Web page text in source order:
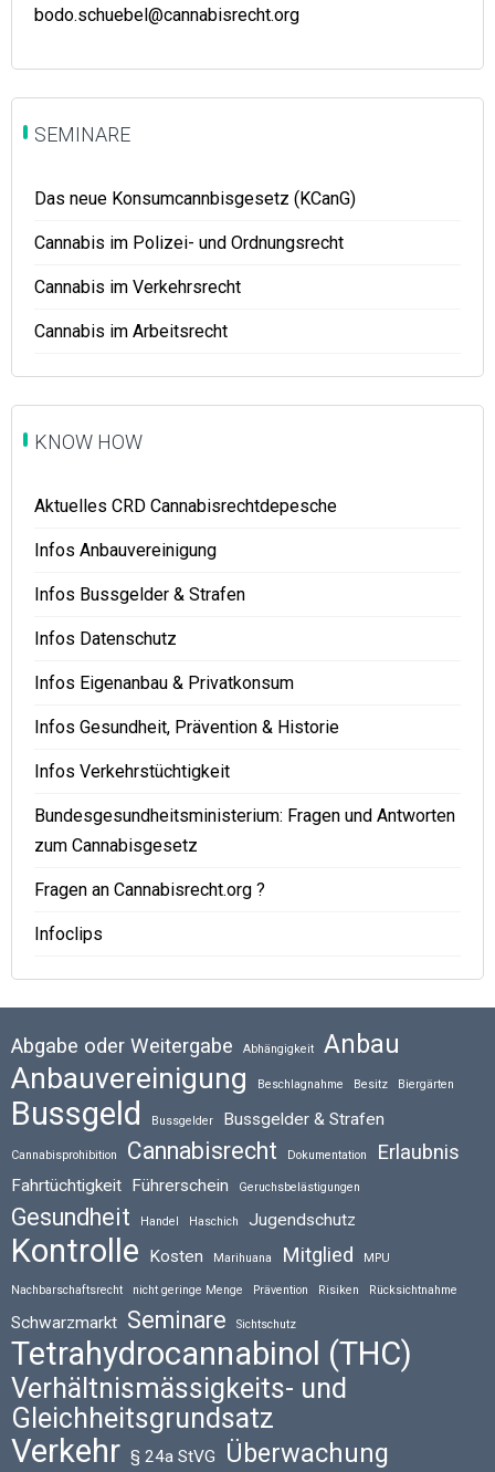
bodo.schuebel@cannabisrecht.org
SEMINARE
Das neue Konsumcannbisgesetz (KCanG)
Cannabis im Polizei- und Ordnungsrecht
Cannabis im Verkehrsrecht
Cannabis im Arbeitsrecht
KNOW HOW
Aktuelles CRD Cannabisrechtdepesche
Infos Anbauvereinigung
Infos Bussgelder & Strafen
Infos Datenschutz
Infos Eigenanbau & Privatkonsum
Infos Gesundheit, Prävention & Historie
Infos Verkehrstüchtigkeit
Bundesgesundheitsministerium: Fragen und Antworten
zum Cannabisgesetz
Fragen an Cannabisrecht.org ?
Infoclips
Abgabe oder Weitergabe Abhängigkeit Anbau
Anbauvereinigung Beschlagnahme Besitz Biergärten
Bussgeld Bussgelder Bussgelder & Strafen
Cannabisprohibition Cannabisrecht Dokumentation Erlaubnis
Fahrtüchtigkeit Führerschein Geruchsbelästigungen
Gesundheit Handel Haschich Jugendschutz
Kontrolle Kosten Marihuana Mitglied MPU
Nachbarschaftsrecht nicht geringe Menge Prävention Risiken Rücksichtnahme
Schwarzmarkt Seminare Sichtschutz
Tetrahydrocannabinol (THC)
Verhältnismässigkeits- und
Gleichheitsgrundsatz
Verkehr § 24a StVG Überwachung